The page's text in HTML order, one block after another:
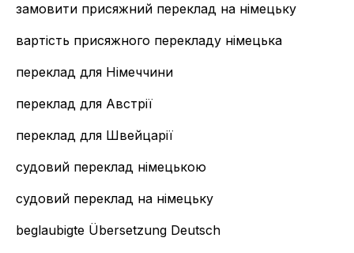
замовити присяжний переклад на німецьку
вартість присяжного перекладу німецька
переклад для Німеччини
переклад для Австрії
переклад для Швейцарії
судовий переклад німецькою
судовий переклад на німецьку
beglaubigte Übersetzung Deutsch